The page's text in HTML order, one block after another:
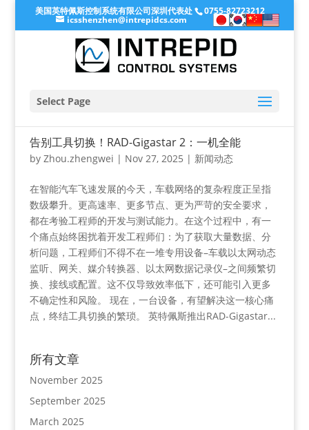
美国英特佩斯控制系统有限公司深圳代表处 0755-82723212
icsshenzhen@intrepidcs.com
Select Page
告别工具切换！RAD-Gigastar 2：一机全能
by Zhou.zhengwei | Nov 27, 2025 | 新闻动态
在智能汽车飞速发展的今天，车载网络的复杂程度正呈指
数级攀升。更高速率、更多节点、更为严苛的安全要求，
都在考验工程师的开发与测试能力。在这个过程中，有一
个痛点始终困扰着开发工程师们：为了获取大量数据、分
析问题，工程师们不得不在一堆专用设备–车载以太网动态
监听、网关、媒介转换器、以太网数据记录仪–之间频繁切
换、接线或配置。这不仅导致效率低下，还可能引入更多
不确定性和风险。 现在，一台设备，有望解决这一核心痛
点，终结工具切换的繁琐。 英特佩斯推出RAD-Gigastar...
所有文章
November 2025
September 2025
March 2025